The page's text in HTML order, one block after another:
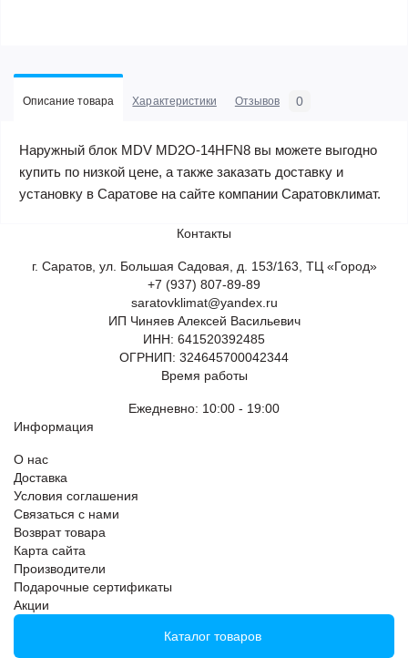
Описание товара Характеристики Отзывов 0
Наружный блок MDV MD2O-14HFN8 вы можете выгодно
купить по низкой цене, а также заказать доставку и
установку в Саратове на сайте компании Саратовклимат.
Контакты
г. Саратов, ул. Большая Садовая, д. 153/163, ТЦ «Город»
+7 (937) 807-89-89
saratovklimat@yandex.ru
ИП Чиняев Алексей Васильевич
ИНН: 641520392485
ОГРНИП: 324645700042344
Время работы
Ежедневно: 10:00 - 19:00
Информация
О нас
Доставка
Условия соглашения
Связаться с нами
Возврат товара
Карта сайта
Производители
Подарочные сертификаты
Акции
Каталог товаров